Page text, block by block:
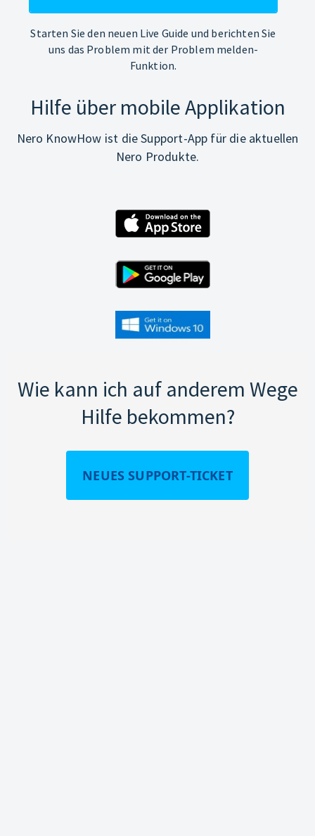
Starten Sie den neuen Live Guide und berichten Sie
uns das Problem mit der Problem melden-
Funktion.
Hilfe über mobile Applikation
Nero KnowHow ist die Support-App für die aktuellen
Nero Produkte.
Wie kann ich auf anderem Wege
Hilfe bekommen?
NEUES SUPPORT-TICKET